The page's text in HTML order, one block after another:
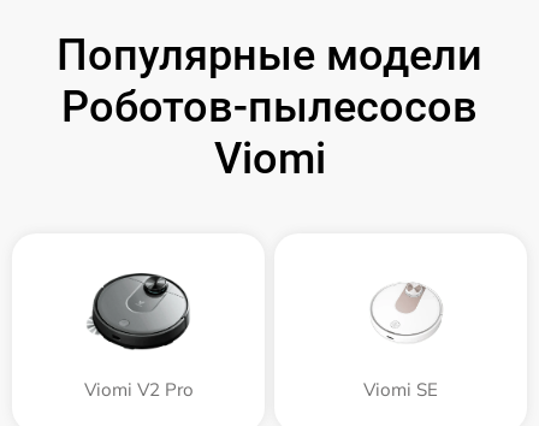
Популярные модели
Роботов-пылесосов
Viomi
Viomi V2 Pro Viomi SE